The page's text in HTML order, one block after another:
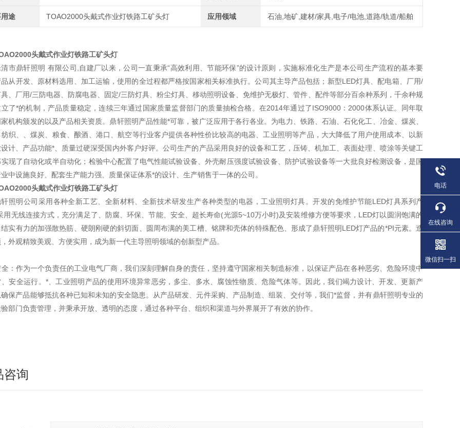
途 TOAO2000头戴式作业灯铁路工矿头灯 应用领域 石油,地矿,建材/家具,电子/电池,道路/轨道/船舶
头戴式作业灯铁路工矿头灯
市鼎轩照明 有限公司,自建厂以来，公司一直秉承“高效利用、节能环保”的设计原则，实施标准化生产是本公司生产流程的基本要
从开发、原材料选用、加工运输，使用的全过程都严格按国家相关标准执行。公司其主导产品包括；新型LED灯具、配电箱、厂用/
、厂用/三防电器、防腐电器、固定/三防灯具、粉尘灯具、移动照明设备、免维护无极灯、管件、配件等部分百余种系列，千余种规
了*的机制，产品质量稳定，连续三年通过国家质量监督部门的质量抽检合格。在2014年通过了ISO9000：2000体系认证。同年取
机构颁发的以及产品相关资质。鼎轩照明产品性能*可靠，被广泛应用于各行各业。为电力、铁路、石油、石化化工、冶金、煤炭、
织、、煤炭、粮食、酿酒、港口、航空等行业客户提供各种性价比较高的电器、工业照明等产品，大大降低了用户使用成本、以新
计、产品功能*、质量过硬深受国内外客户好评。公司生产的产品采用良好的设备和工艺，压铸、机加工、表面处理、喷涂等关键工
现了自动化或半自动化；检验中心配置了电气性能试验设备、外壳耐压强度试验设备、防护试验设备等一大批良好检测设备，是国
中设施良好、配套生产能力强、质量保证体系*的设计、生产销售于一体的公司。
头戴式作业灯铁路工矿头灯
照明公司采用各种全新工艺、全新材料、全新技术研发生产各种类型的电器，工业照明灯具。开发的免维护节能LED灯具系列产
用无线连接方式，充分满足了、防腐、环保、节能、安全、超长寿命(光源5~10万小时)及安装维修方便等要求，LED灯以圆润饱满的
实有力的加强散热筋、硬朗刚硬的斜切面、圆周布满的美工槽、铭牌和壳体的特殊配色、形成了鼎轩照明LED灯产品的*PI元素。造
外观精致美观、方便实用，成为新一代主导照明领域的创新型产品。
：作为一个负责任的工业电气厂商，我们深刻理解自身的责任，坚持遵守国家相关制造标准，以保证产品在各种恶劣、危险环境中
安全运行。*、工业照明产品的使用环境异常恶劣，多尘、多水、腐蚀性物质、危险气体等。因此，我们竭力设计、开发、更新产
保产品能够抵抗各种已知和未知的安全隐患。从产品研发、元件采购、产品制造、组装、交付等，我们*监督，并有鼎轩照明专业的
部门负责管理，并秉承开放、透明的态度，通过各种平台、组织和渠道与外界展开了有效的协作。
咨询
电话
在线咨询
微信扫一扫